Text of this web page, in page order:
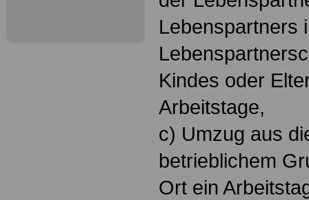
Lebenspartners
Kindes oder
Arbeitstage,
c) Umzug aus
betrieblichem
Ort ein